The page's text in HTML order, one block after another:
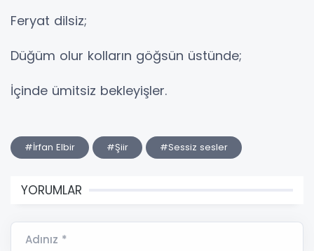
Feryat dilsiz;
Düğüm olur kolların göğsün üstünde;
İçinde ümitsiz bekleyişler.
#İrfan Elbir #Şiir #Sessiz sesler
YORUMLAR
Adınız *